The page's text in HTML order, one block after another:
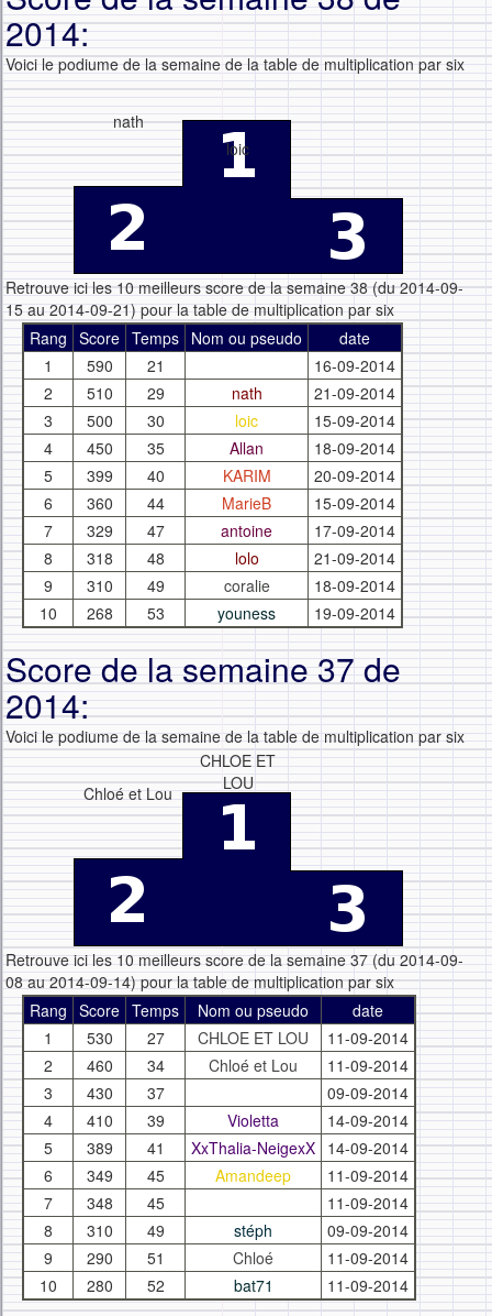
2014:
Voici le podiume de la semaine de la table de multiplication par six
nath
loic
Retrouve ici les 10 meilleurs score de la semaine 38 (du 2014-09-
15 au 2014-09-21) pour la table de multiplication par six
Rang Score Temps Nom ou pseudo
date
1
590 21
16-09-2014
2
510 29 nath
21-09-2014
3
500 30 loic
15-09-2014
4
450 35 Allan
18-09-2014
5
399 40 KARIM
20-09-2014
6
360 44 MarieB
15-09-2014
7
329 47 antoine
17-09-2014
8
318 48 lolo
21-09-2014
9
310 49 coralie
18-09-2014
10
268 53 youness 19-09-2014
Score de la semaine 37 de
2014:
Voici le podiume de la semaine de la table de multiplication par six
Chloé et Lou
CHLOE ET
LOU
Retrouve ici les 10 meilleurs score de la semaine 37 (du 2014-09-
08 au 2014-09-14) pour la table de multiplication par six
Rang Score Temps Nom ou pseudo
date
1
530 27 CHLOE ET LOU
11-09-2014
2
460 34 Chloé et Lou
11-09-2014
3
430 37
09-09-2014
4
410 39 Violetta
14-09-2014
5
389 41 XxThalia-NeigexX 14-09-2014
6
349 45 Amandeep
11-09-2014
7
348 45
11-09-2014
8
310 49 stéph
09-09-2014
9
290 51 Chloé
11-09-2014
10
280 52 bat71 11-09-2014